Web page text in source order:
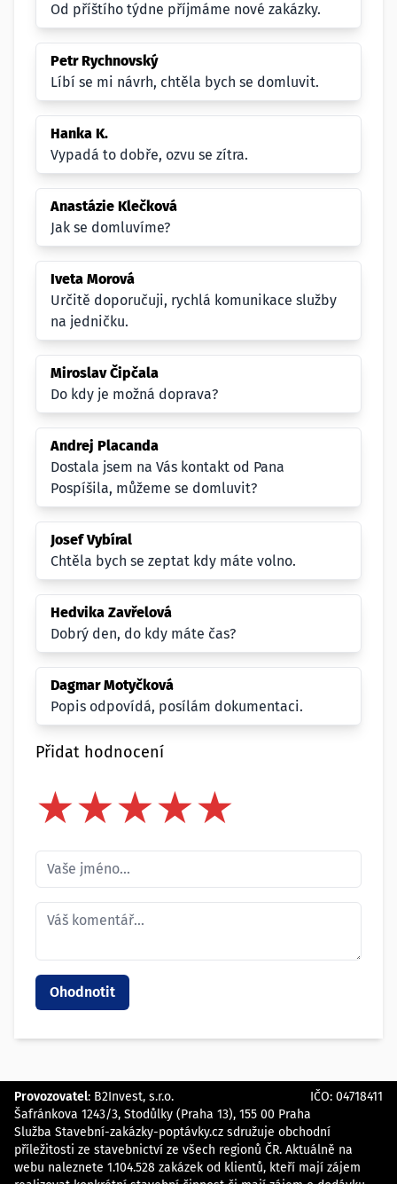
Od příštího týdne příjmáme nové zakázky.
Petr Rychnovský
Líbí se mi návrh, chtěla bych se domluvit.
Hanka K.
Vypadá to dobře, ozvu se zítra.
Anastázie Klečková
Jak se domluvíme?
Iveta Morová
Určitě doporučuji, rychlá komunikace služby
na jedničku.
Miroslav Čipčala
Do kdy je možná doprava?
Andrej Placanda
Dostala jsem na Vás kontakt od Pana
Pospíšila, můžeme se domluvit?
Josef Vybíral
Chtěla bych se zeptat kdy máte volno.
Hedvika Zavřelová
Dobrý den, do kdy máte čas?
Dagmar Motyčková
Popis odpovídá, posílám dokumentaci.
Přidat hodnocení
★
★★
★★★
★★★★
★★★★★
Provozovatel: B2Invest, s.r.o.
IČO: 04718411
Šafránkova 1243/3, Stodůlky (Praha 13), 155 00 Praha
Služba Stavební-zakázky-poptávky.cz sdružuje obchodní
příležitosti ze stavebnictví ze všech regionů ČR. Aktuálně na
webu naleznete 1.104.528 zakázek od klientů, kteří mají zájem